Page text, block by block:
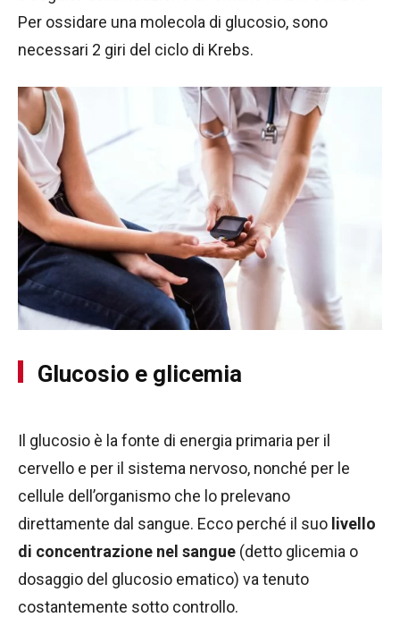
Per ossidare una molecola di glucosio, sono
necessari 2 giri del ciclo di Krebs.
Glucosio e glicemia
Il glucosio è la fonte di energia primaria per il
cervello e per il sistema nervoso, nonché per le
cellule dell’organismo che lo prelevano
direttamente dal sangue. Ecco perché il suo livello
di concentrazione nel sangue (detto glicemia o
dosaggio del glucosio ematico) va tenuto
costantemente sotto controllo.